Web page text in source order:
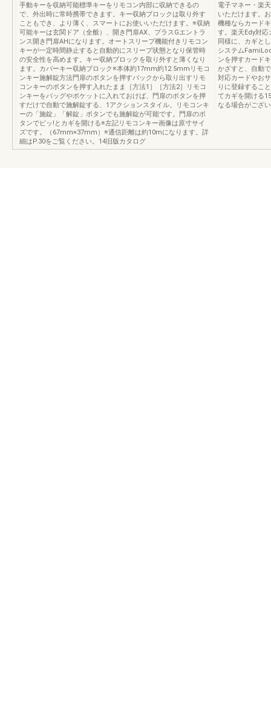
手動キーを収納可能標準キーをリモコン内部に収納できるの
で、外出時に常時携帯できます。キー収納ブロックは取り外す
こともでき、より薄く、スマートにお使いいただけます。※収納
可能キーは玄関ドア（全般）、開き門扉AX、プラスGエントラ
ンス開き門扉AHになります。オートスリープ機能付きリモコン
キーが一定時間静止すると自動的にスリープ状態となり保管時
の安全性を高めます。キー収納ブロックを取り外すと薄くなり
ます。カバーキー収納ブロック※本体約17mm約12.5mmリモコ
ンキー施解錠方法門扉のボタンを押すバックから取り出すリモ
コンキーのボタンを押す入れたまま［方法1］［方法2］リモコ
ンキーをバッグやポケットに入れておけば、門扉のボタンを押
すだけで自動で施解錠する、1アクションスタイル。リモコンキ
ーの「施錠」「解錠」ボタンでも施解錠が可能です。門扉のボ
タンでピッ!とカギを開ける※左記リモコンキー画像は原寸サイ
ズです。（67mm×37mm）※通信距離は約10mになります。詳
細はP.30をご覧ください。14旧版カタログ
電子マネー・楽
いただけます。
機種ならカード
す。楽天Edy対
同様に、カギと
システム
ンを押すカード
かざすと、自動
対応カードやお
りに登録するこ
てカギを開ける
なる場合がござ